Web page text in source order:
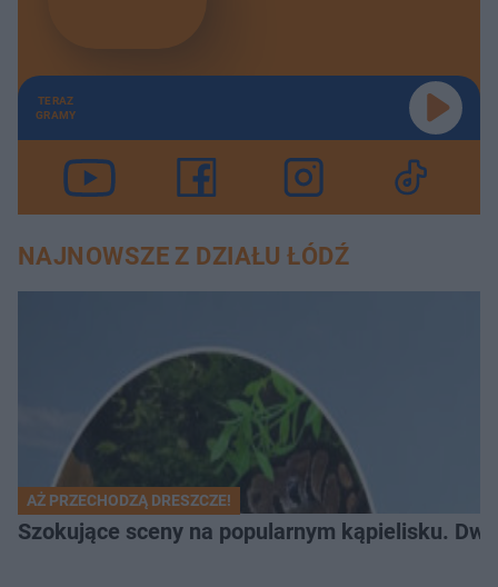
TERAZ
GRAMY
NAJNOWSZE Z DZIAŁU ŁÓDŹ
AŻ PRZECHODZĄ DRESZCZE!
Szokujące sceny na popularnym kąpielisku.